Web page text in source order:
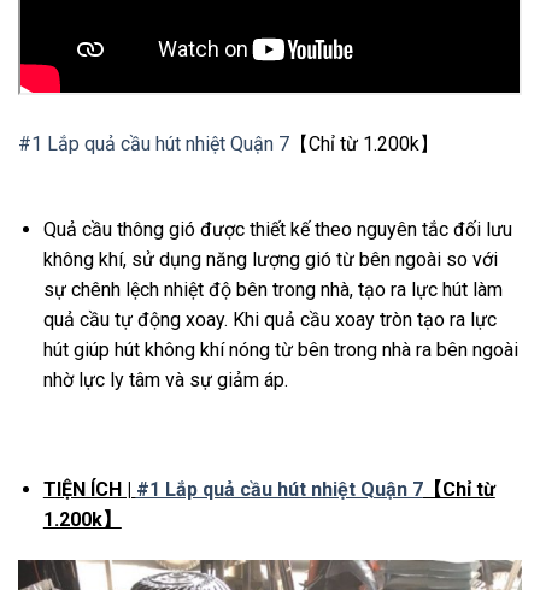
#1 Lắp quả cầu hút nhiệt Quận 7 【Chỉ từ 1.200k】
Quả cầu thông gió được thiết kế theo nguyên tắc đối lưu
không khí, sử dụng năng lượng gió từ bên ngoài so với
sự chênh lệch nhiệt độ bên trong nhà, tạo ra lực hút làm
quả cầu tự động xoay. Khi quả cầu xoay tròn tạo ra lực
hút giúp hút không khí nóng từ bên trong nhà ra bên ngoài
nhờ lực ly tâm và sự giảm áp.
TIỆN ÍCH | #1 Lắp quả cầu hút nhiệt Quận 7【Chỉ từ
1.200k】